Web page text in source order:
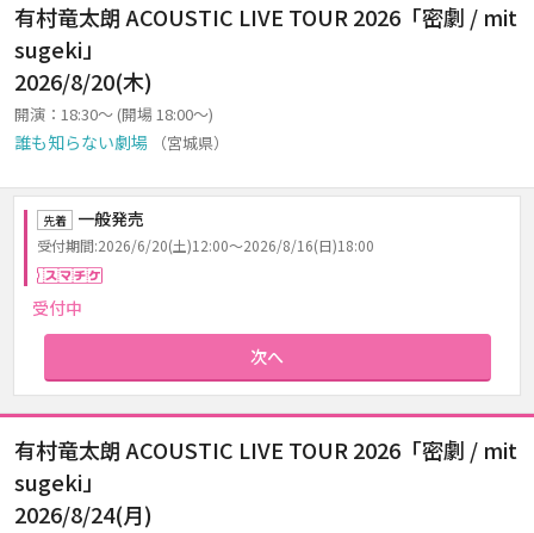
有村竜太朗 ACOUSTIC LIVE TOUR 2026「密劇 / mit
sugeki」
2026/8/20(木)
開演：18:30～ (開場 18:00～)
誰も知らない劇場 （宮城県）
先着 一般発売
受付期間:2026/6/20(土)12:00～2026/8/16(日)18:00
受付中
次へ
有村竜太朗 ACOUSTIC LIVE TOUR 2026「密劇 / mit
sugeki」
2026/8/24(月)